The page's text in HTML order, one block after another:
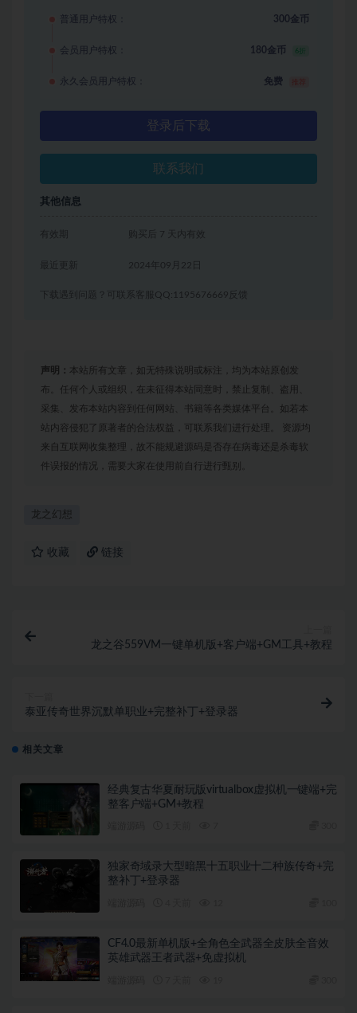
普通用户特权： 300金币
会员用户特权： 180金币 6折
永久会员用户特权： 免费
登录后下载
联系我们
其他信息
有效期 购买后 7 天内有效
2024年09月22日
下载遇到问题？可联系客服QQ:1195676669反馈
声明： 本站所有文章，如无特殊说明或标注，均为本站原创发
布。任何个人或组织，在未征得本站同意时，禁止复制、盗用、
采集、发布本站内容到任何网站、书籍等各类媒体平台。如若本
站内容侵犯了原著者的合法权益，可联系我们进行处理。 资源均
来自互联网收集整理，故不能规避源码是否存在病毒还是杀毒软
件误报的情况，需要大家在使用前自行进行甄别。
龙之幻想
收藏 链接
龙之谷559VM一键单机版+客户端+GM工具+教程
泰亚传奇世界沉默单职业+完整补丁+登录器
相关文章
经典复古华夏耐玩版virtualbox虚拟机一键端+完
整客户端+GM+教程
独家奇域录大型暗黑十五职业十二种族传奇+完
整补丁+登录器
CF4.0最新单机版+全角色全武器全皮肤全音效
英雄武器王者武器+免虚拟机